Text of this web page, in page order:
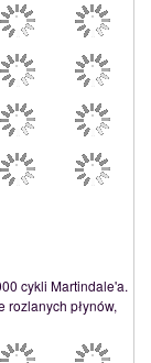
cykli Martindale'a.
rozlanych płynów,